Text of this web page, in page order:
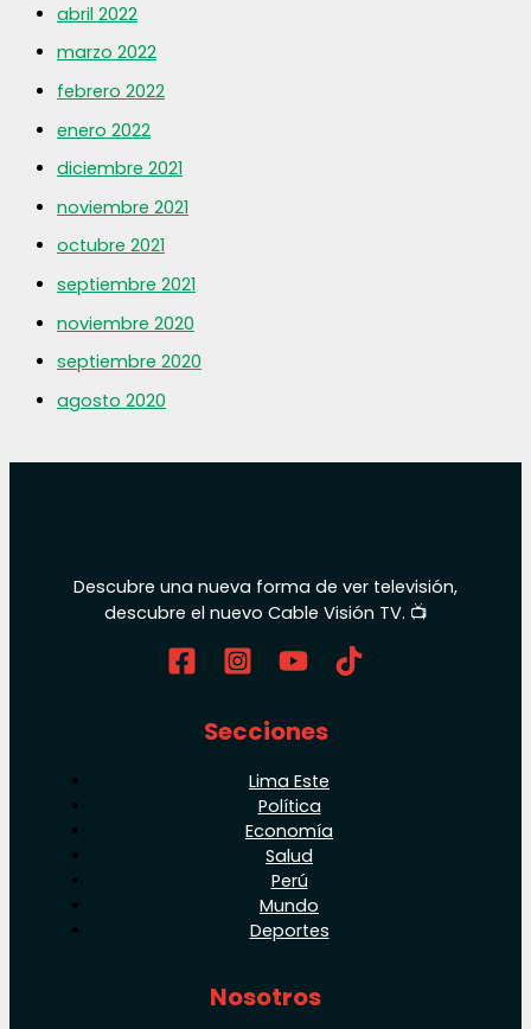
abril 2022
marzo 2022
febrero 2022
enero 2022
diciembre 2021
noviembre 2021
octubre 2021
septiembre 2021
noviembre 2020
septiembre 2020
agosto 2020
Descubre una nueva forma de ver televisión,
descubre el nuevo Cable Visión TV. 📺
Secciones
Lima Este
Política
Economía
Salud
Perú
Mundo
Deportes
Nosotros